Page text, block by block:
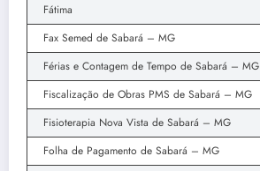
Fátima
Fax Semed de Sabará – MG
Férias e Contagem de Tempo de Sabará – MG
Fiscalização de Obras PMS de Sabará – MG
Fisioterapia Nova Vista de Sabará – MG
Folha de Pagamento de Sabará – MG